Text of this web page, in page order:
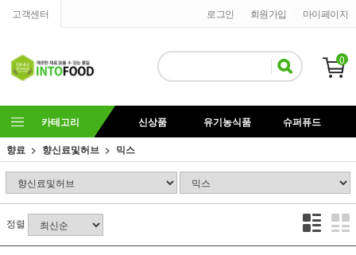
고객센터 마이페이지
회원가입
로그인
0
카테고리 신상품 유기농식품
슈퍼퓨드
향료
향신료및허브 믹스
정렬